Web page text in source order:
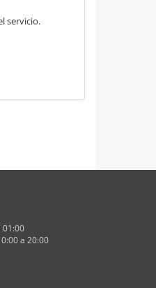
servicio.
01:00
a 20:00